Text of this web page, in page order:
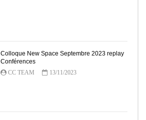
Colloque New Space Septembre 2023 replay
Conférences
CC TEAM
13/11/2023